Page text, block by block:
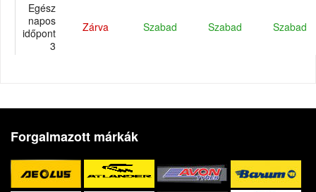
Egész
napos
időpont
3
Zárva Szabad Szabad Szabad
Forgalmazott márkák